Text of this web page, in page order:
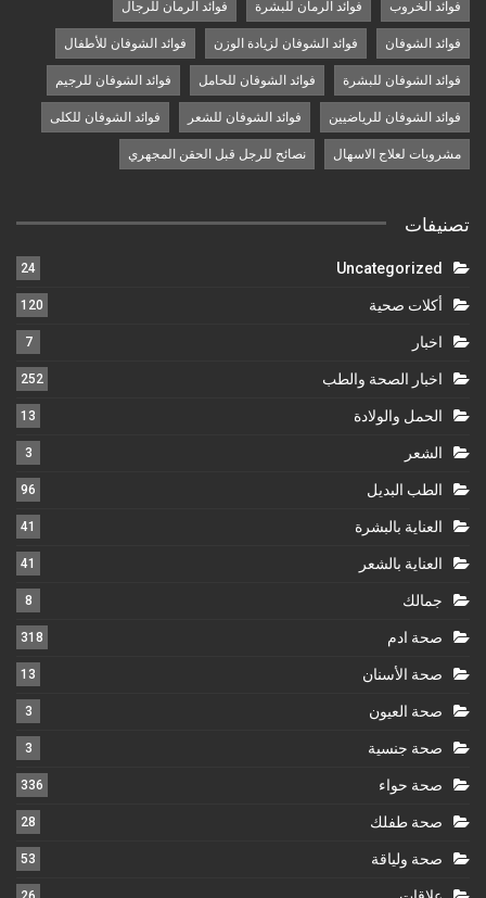
فوائد الخروب فوائد الرمان للبشرة فوائد الرمان للرجال
فوائد الشوفان فوائد الشوفان لزيادة الوزن فوائد الشوفان للأطفال
فوائد الشوفان للبشرة فوائد الشوفان للحامل فوائد الشوفان للرجيم
فوائد الشوفان للرياضيين فوائد الشوفان للشعر فوائد الشوفان للكلى
مشروبات لعلاج الاسهال نصائح للرجل قبل الحقن المجهري
تصنيفات
Uncategorized
24
أكلات صحية 120
اخبار 7
اخبار الصحة والطب 252
الحمل والولادة 13
الشعر 3
الطب البديل 96
العناية بالبشرة 41
العناية بالشعر 41
جمالك 8
صحة ادم 318
صحة الأسنان 13
صحة العيون 3
صحة جنسية 3
صحة حواء 336
صحة طفلك 28
صحة ولياقة 53